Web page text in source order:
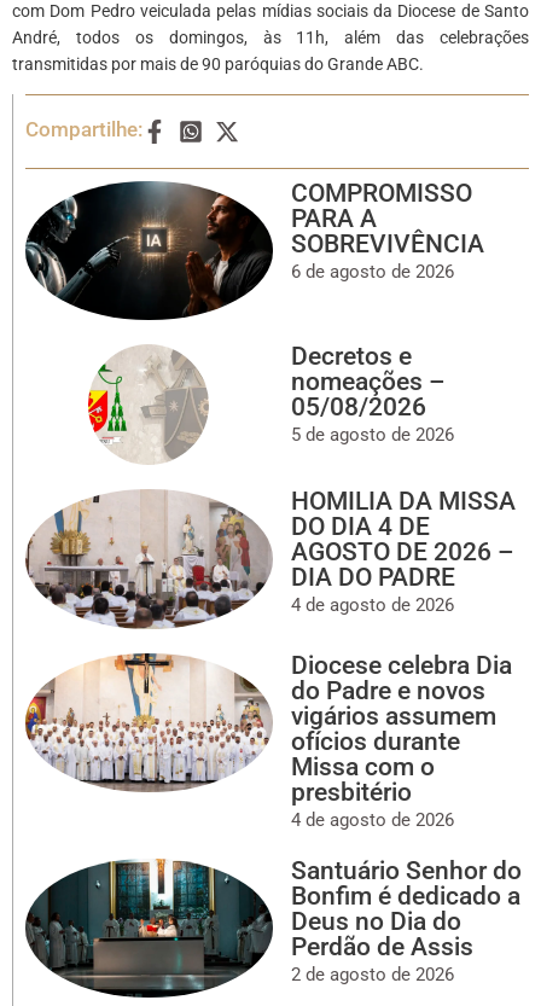
com Dom Pedro veiculada pelas mídias sociais da Diocese de Santo
André, todos os domingos, às 11h, além das celebrações
transmitidas por mais de 90 paróquias do Grande ABC.
Compartilhe:
COMPROMISSO
PARA A
SOBREVIVÊNCIA
6 de agosto de 2026
Decretos e
nomeações –
05/08/2026
5 de agosto de 2026
HOMILIA DA MISSA
DO DIA 4 DE
AGOSTO DE 2026 –
DIA DO PADRE
4 de agosto de 2026
Diocese celebra Dia
do Padre e novos
vigários assumem
ofícios durante
Missa com o
presbitério
4 de agosto de 2026
Santuário Senhor do
Bonfim é dedicado a
Deus no Dia do
Perdão de Assis
2 de agosto de 2026